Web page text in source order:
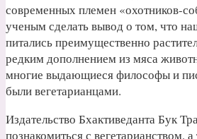
современных племен «охотников-
ученым сделать вывод о том, что
питались преимущественно
редким дополнением из мяса
многие выдающиеся философы и
были вегетарианцами.
Издательство Бхактиведанта Бук
познакомиться с вегетарианством,